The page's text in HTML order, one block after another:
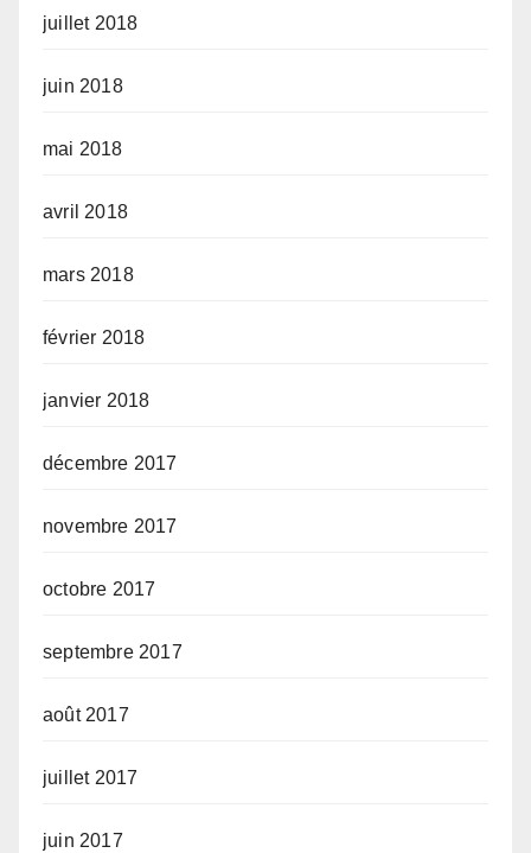
juillet 2018
juin 2018
mai 2018
avril 2018
mars 2018
février 2018
janvier 2018
décembre 2017
novembre 2017
octobre 2017
septembre 2017
août 2017
juillet 2017
juin 2017